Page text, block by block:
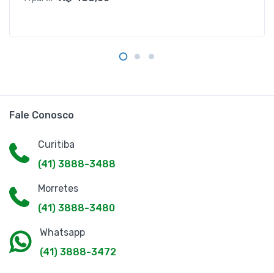
Fale Conosco
Curitiba
(41) 3888-3488
Morretes
(41) 3888-3480
Whatsapp
(41) 3888-3472